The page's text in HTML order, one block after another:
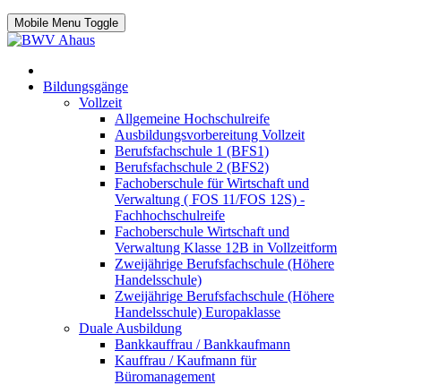
Mobile Menu Toggle
Bildungsgänge
Vollzeit
Allgemeine Hochschulreife
Ausbildungsvorbereitung Vollzeit
Berufsfachschule 1 (BFS1)
Berufsfachschule 2 (BFS2)
Fachoberschule für Wirtschaft und
Verwaltung ( FOS 11/FOS 12S) -
Fachhochschulreife
Fachoberschule Wirtschaft und
Verwaltung Klasse 12B in Vollzeitform
Zweijährige Berufsfachschule (Höhere
Handelsschule)
Zweijährige Berufsfachschule (Höhere
Handelsschule) Europaklasse
Duale Ausbildung
Bankkauffrau / Bankkaufmann
Kauffrau / Kaufmann für
Büromanagement